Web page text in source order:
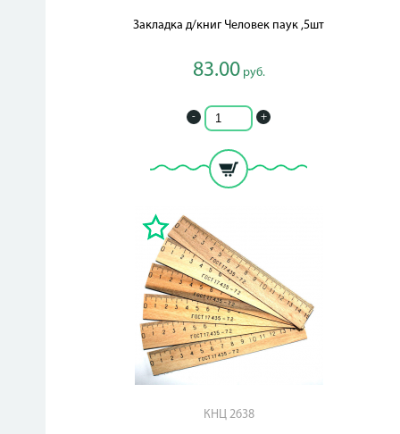
Закладка д/книг Человек паук ,5шт
83.00руб.
- +
КНЦ 2638